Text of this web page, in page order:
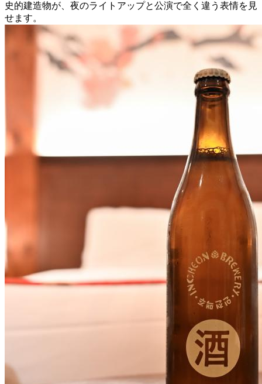
史的建造物が、夜のライトアップと公演で全く違う表情を見
せます。